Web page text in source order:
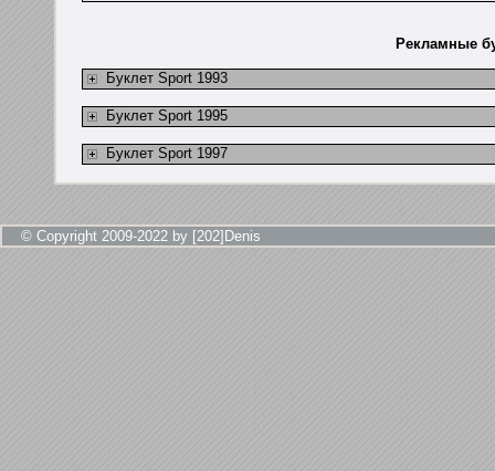
Рекламные
Буклет Sport 1993
Буклет Sport 1995
Буклет Sport 1997
© Copyright 2009-2022 by [202]Denis